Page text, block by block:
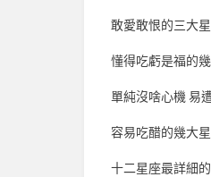
敢愛敢恨的三大
懂得吃虧是福的
單純沒啥心機 易
容易吃醋的幾大
十二星座最詳細